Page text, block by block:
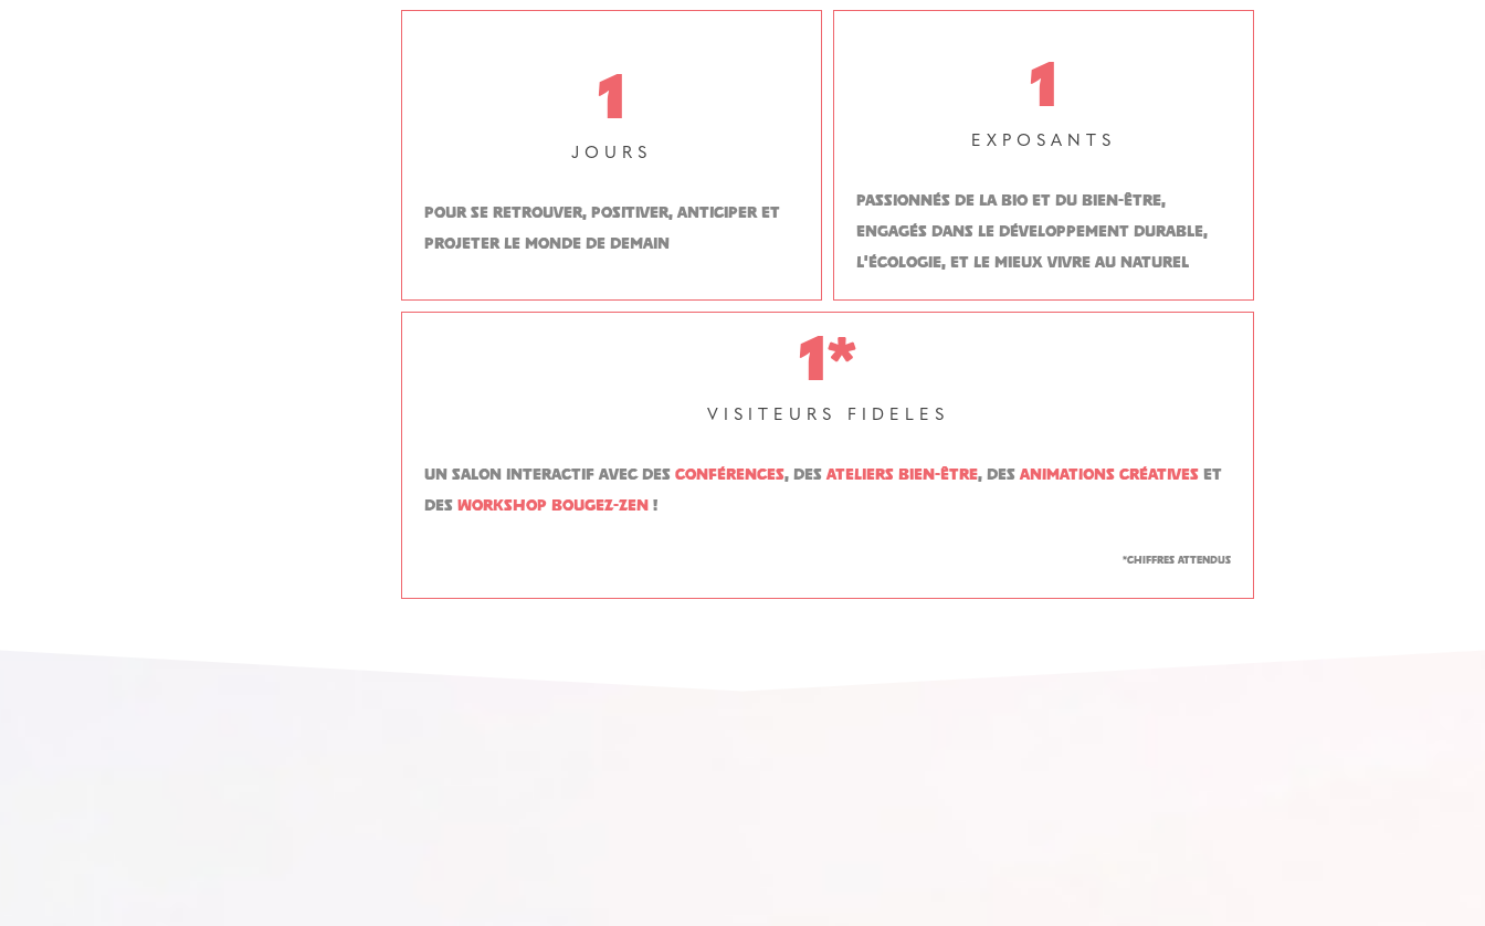
JOURS
1
pour se retrouver, positiver, anticiper et
projeter le monde de demain
EXPOSANTS
1
passionnés de la bio et du bien-être,
engagés dans le développement durable,
l’écologie, et le mieux vivre au naturel
VISITEURS FIDELES
1*
Un salon interactif avec desconférences, desateliers bien-être, desanimations créatives et
desworkshop bougez-zen !
*chiffres attendus